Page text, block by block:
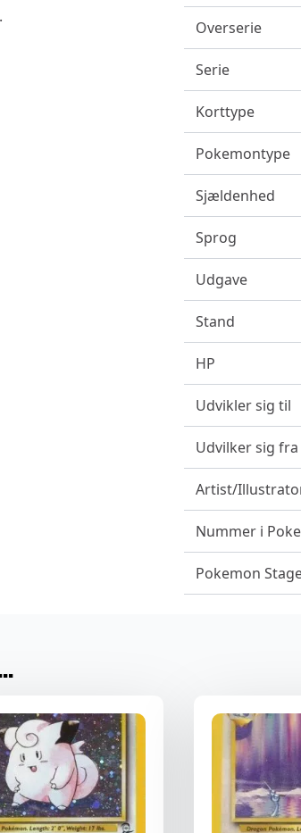
Overserie
Serie
Korttype
Pokemontype
Sjældenhed
Sprog
Udgave
Stand
HP
Udvikler sig til
Udvilker sig fra
Artist/
Nummer i
Pokemon